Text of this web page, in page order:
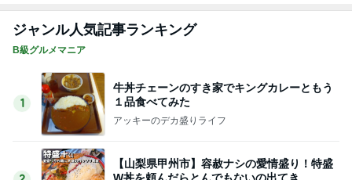
ジャンル人気記事ランキング
B級グルメマニア
1
牛丼チェーンのすき家でキングカレーともう
１品食べてみた
アッキーのデカ盛りライフ
2
【山梨県甲州市】容赦ナシの愛情盛り！特盛
W丼を頼んだらとんでもないの出てき